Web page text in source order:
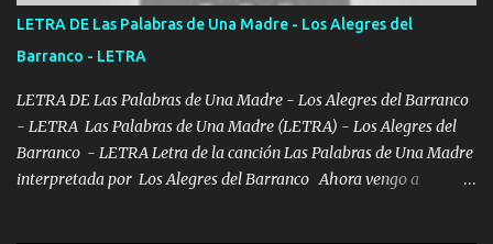
Especial sabe que lo apreciamos En los mejores antros me verán
tomando con mujeres hermosas y botellas destapando siempre
bien cuidado bien atrabancado y a los que me conocen ya saben de
lo que hablo Entre lob...
LETRA DE Las Palabras de Una Madre - Los Alegres del
Barranco - LETRA
LETRA DE Las Palabras de Una Madre - Los Alegres del Barranco
- LETRA Las Palabras de Una Madre (LETRA) - Los Alegres del
Barranco - LETRA Letra de la canción Las Palabras de Una Madre
interpretada por Los Alegres del Barranco Ahora vengo a